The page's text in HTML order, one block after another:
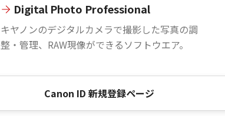
Digital Photo Professional
キヤノンのデジタルカメラで撮影した写真の調
整・管理、RAW現像ができるソフトウエア。
Canon ID 新規登録ページ